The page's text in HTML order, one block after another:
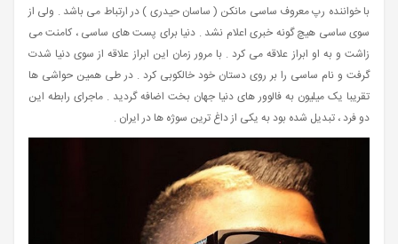
با خواننده رپ معروف ساسی مانکن ( ساسان حیدری ) در ارتباط می باشد . ولی از
سوی ساسی هیچ گونه خبری اعلام نشد . دنیا برای پست های ساسی ، کامنت می
زاشت و به او ابراز علاقه می کرد . با مرور زمان این ابراز علاقه از سوی دنیا شدت
گرفت و نام ساسی را بر روی دستان خود خالکوبی کرد . در طی همین حواشی ها
تقریبا یک میلیون به فالوور های دنیا جهان بخت اضافه گردید . ماجرای رابطه این
دو فرد ، تبدیل شده بود به یکی از داغ ترین سوژه ها در ایران .